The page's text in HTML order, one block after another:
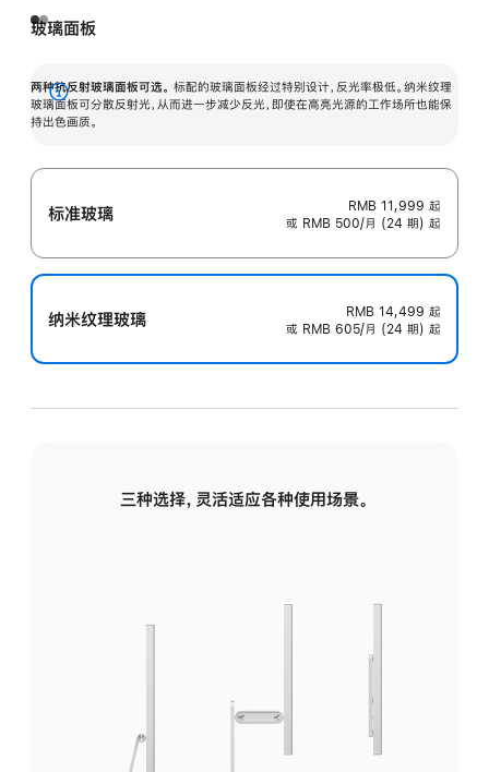
玻璃面板
两种抗反射玻璃面板可选。 标配的玻璃面板经过特别设计，反光率极低。纳米纹理
玻璃面板可分散反射光，从而进一步减少反光，即使在高亮光源的工作场所也能保
持出色画质。
展
开
标准玻璃 RMB 11,999 起
或 RMB 500/月 (24 期) 起
纳米纹理玻璃 RMB 14,499 起
或 RMB 605/月 (24 期) 起
三种选择，灵活适应各种使用场景。